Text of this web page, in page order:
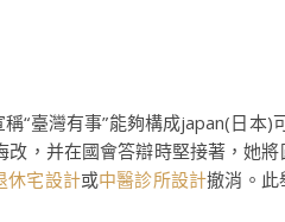
“臺灣有事”能夠構成japan(日本)
改，并在國會答辯時堅接著，她
休宅設計或中醫診所設計撤消。此